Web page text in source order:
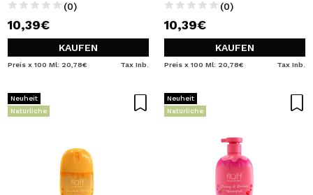
(0)
10,39€
KAUFEN
Preis x 100 Ml: 20,78€ Tax Inb.
(0)
10,39€
KAUFEN
Preis x 100 Ml: 20,78€ Tax Inb.
Neuheit
Natürliche
Neuheit
Natürliche